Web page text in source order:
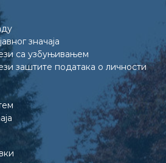
значаја
са узбуњивањем
заштите података о личности